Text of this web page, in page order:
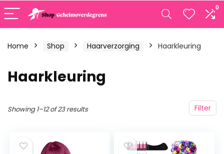
0
Home Shop Haarverzorging Haarkleuring
Haarkleuring
Filter
Showing 1–12 of 23 results